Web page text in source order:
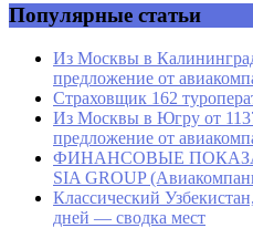
Популярные статьи
Из Москвы в
предложение от
Страховщик 162
Из Москвы в Югру от
предложение от
ФИНАНСОВЫЕ
SIA GROUP
Классический
дней — сводка мест